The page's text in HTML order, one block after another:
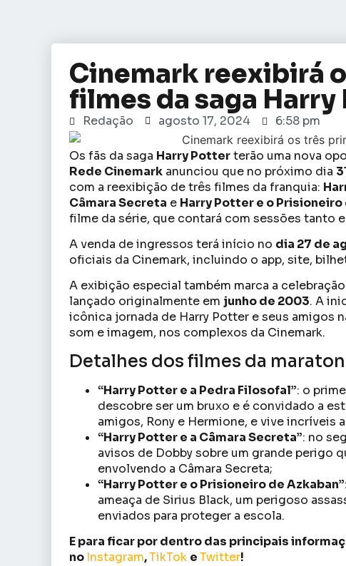
Cinemark reexibirá
filmes da saga
Redação agosto 17, 2024 6:58 pm
Os fãs da saga Harry Potterterão uma nova
Rede Cinemark anunciou que no próximo dia
com a reexibição de três filmes da franquia:
Câmara Secreta e Harry Potter e o Prisioneiro
filme da série, que contará com sessões tanto
A venda de ingressos terá início no dia 27 de
oficiais da Cinemark, incluindo o app, site,
A exibição especial também marca a
lançado originalmente em junho de 2003. A
icônica jornada de Harry Potter e seus amigos
som e imagem, nos complexos da Cinemark.
Detalhes dos filmes da
“Harry Potter e a Pedra Filosofal”: o
descobre ser um bruxo e é convidado a
amigos, Rony e Hermione, e vive incríveis
“Harry Potter e a Câmara Secreta”: no
avisos de Dobby sobre um grande perigo
envolvendo a Câmara Secreta;
“Harry Potter e o Prisioneiro de Azkaban”
ameaça de Sirius Black, um perigoso
enviados para proteger a escola.
E para ficar por dentro das principais
no Instagram,TikTok eTwitter!